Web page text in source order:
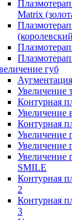
Matrix
губ
Увеличение
Контурная
Увеличение
Контурная
Увеличение
Увеличение
Увеличение
SMILE
Контурная
2
Контурная
3